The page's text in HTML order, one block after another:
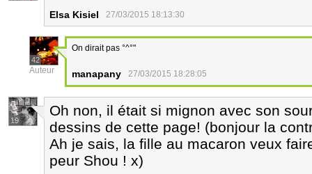
Elsa Kisiel 27/03/2015 18:13:30
42
Auteur
On dirait pas °^°"
manapany 27/03/2015 18:28:05
19
Oh non, il était si mignon avec son
dessins de cette page! (bonjour la
Ah je sais, la fille au macaron veux
peur Shou ! x)